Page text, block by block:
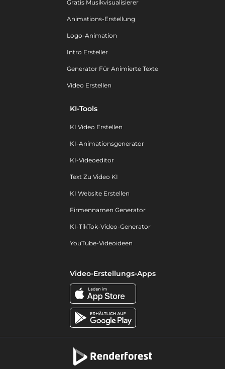
Gratis Musikvisualisierer
Animations-Erstellung
Logo-Animation
Intro Ersteller
Generator Für Animierte Texte
Video Erstellen
KI-Tools
KI Video Erstellen
KI-Animationsgenerator
KI-Videoeditor
Text Zu Video KI
KI Website Erstellen
Firmennamen Generator
KI-TikTok-Video-Generator
YouTube-Videoideen
Video-Erstellungs-Apps